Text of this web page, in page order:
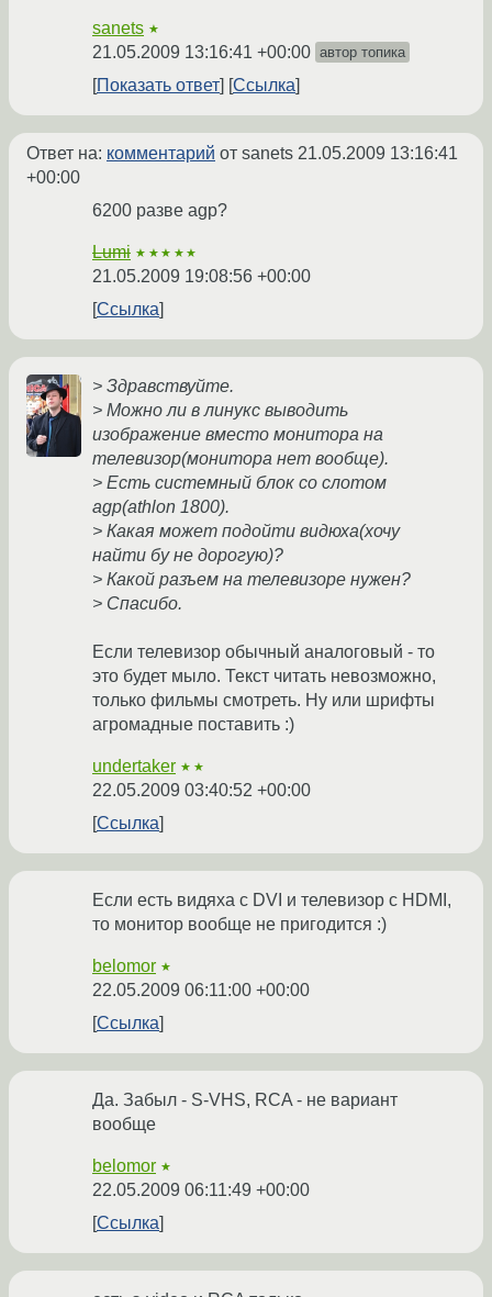
sanets ★
21.05.2009 13:16:41 +00:00 автор топика
Показать ответ Ссылка
Ответ на: комментарий от sanets 21.05.2009 13:16:41
+00:00
6200 разве agp?
Lumi ★★★★★
21.05.2009 19:08:56 +00:00
Ссылка
> Здравствуйте.
> Можно ли в линукс выводить
изображение вместо монитора на
телевизор(монитора нет вообще).
> Есть системный блок со слотом
agp(athlon 1800).
> Какая может подойти видюха(хочу
найти бу не дорогую)?
> Какой разъем на телевизоре нужен?
> Спасибо.
Если телевизор обычный аналоговый - то
это будет мыло. Текст читать невозможно,
только фильмы смотреть. Ну или шрифты
агромадные поставить :)
undertaker ★★
22.05.2009 03:40:52 +00:00
Ссылка
Если есть видяха с DVI и телевизор с HDMI,
то монитор вообще не пригодится :)
belomor ★
22.05.2009 06:11:00 +00:00
Ссылка
Да. Забыл - S-VHS, RCA - не вариант
вообще
belomor ★
22.05.2009 06:11:49 +00:00
Ссылка